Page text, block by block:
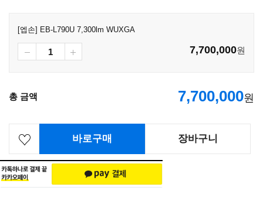
[엡손] EB-L790U 7,300lm WUXGA
7,700,000원
총 금액 7,700,000원
바로구매 장바구니